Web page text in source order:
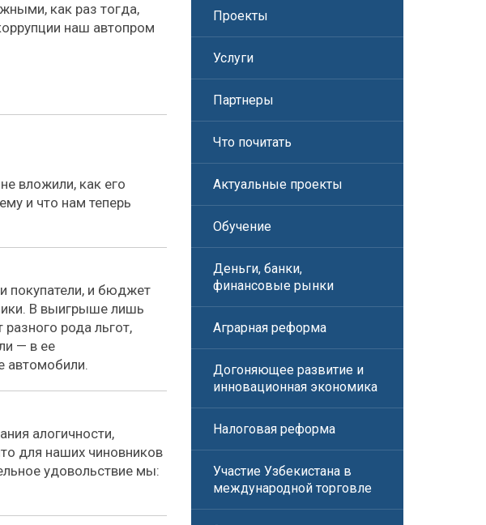
как раз тогда,
наш автопром
вложили, как его
и что нам теперь
покупатели, и бюджет
В выигрыше лишь
рода льгот,
— в ее
автомобили.
алогичности,
для наших чиновников
удовольствие мы:
Проекты
Услуги
Партнеры
Что почитать
Актуальные проекты
Обучение
Деньги, банки,
финансовые рынки
Аграрная реформа
Догоняющее развитие и
инновационная экономика
Налоговая реформа
Участие Узбекистана в
международной торговле